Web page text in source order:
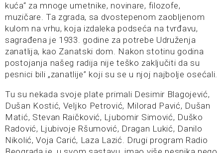
kuća“ za mnoge umetnike, novinare, filozofe,
muzičare. Ta zgrada, sa dvostepenom zaobljenom
kulom na vrhu, koja izdaleka podseća na tvrđavu,
sagrađena je 1933. godine za potrebe Udruženja
zanatlija, kao Zanatski dom. Nakon stotinu godina
postojanja našeg radija nije teško zaključiti da su
pesnici bili „zanatlije” koji su se u njoj najbolje osećali.
Tu su nekada svoje plate primali Desimir Blagojević,
Dušan Kostić, Veljko Petrović, Milorad Pavić, Dušan
Matić, Stevan Raičković, Ljubomir Simović, Duško
Radović, Ljubivoje Ršumović, Dragan Lukić, Danilo
Nikolić, Voja Carić, Laza Lazić. Drugi program Radio